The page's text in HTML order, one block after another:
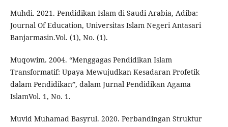
Muhdi. 2021. Pendidikan Islam di Saudi Arabia, Adiba:
Journal Of Education, Universitas Islam Negeri Antasari
Banjarmasin.Vol. (1), No. (1).
Muqowim. 2004. “Menggagas Pendidikan Islam
Transformatif: Upaya Mewujudkan Kesadaran Profetik
dalam Pendidikan”, dalam Jurnal Pendidikan Agama
IslamVol. 1, No. 1.
Muvid Muhamad Basyrul. 2020. Perbandingan Struktur